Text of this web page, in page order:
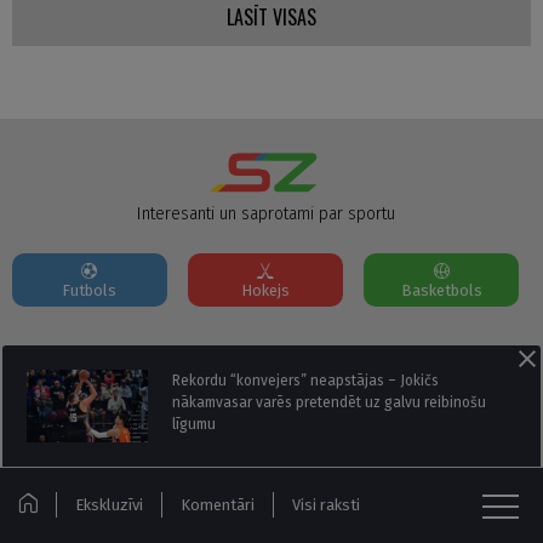
LASĪT VISAS
Rekordu “konvejers” neapstājas – Jokičs
nākamvasar varēs pretendēt uz galvu reibinošu
līgumu
Ekskluzīvi Komentāri Visi raksti
Interesanti un saprotami par sportu
Futbols Hokejs Basketbols
Par mums Reklāmas Parametri Kontakti
Seko mums:
© Sportazinas.com - Visas tiesības rezervētas.